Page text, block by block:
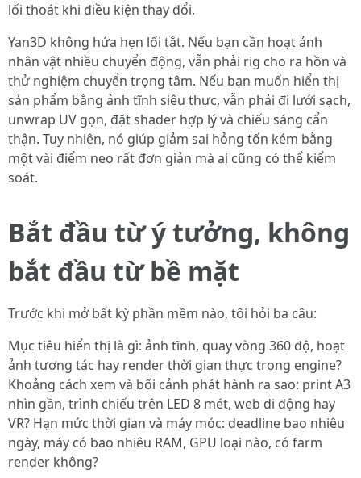
lối thoát khi điều kiện thay đổi.
Yan3D không hứa hẹn lối tắt. Nếu bạn cần hoạt ảnh
nhân vật nhiều chuyển động, vẫn phải rig cho ra hồn và
thử nghiệm chuyển trọng tâm. Nếu bạn muốn hiển thị
sản phẩm bằng ảnh tĩnh siêu thực, vẫn phải đi lưới sạch,
unwrap UV gọn, đặt shader hợp lý và chiếu sáng cẩn
thận. Tuy nhiên, nó giúp giảm sai hỏng tốn kém bằng
một vài điểm neo rất đơn giản mà ai cũng có thể kiểm
soát.
Bắt đầu từ ý tưởng, không
bắt đầu từ bề mặt
Trước khi mở bất kỳ phần mềm nào, tôi hỏi ba câu:
Mục tiêu hiển thị là gì: ảnh tĩnh, quay vòng 360 độ, hoạt
ảnh tương tác hay render thời gian thực trong engine?
Khoảng cách xem và bối cảnh phát hành ra sao: print A3
nhìn gần, trình chiếu trên LED 8 mét, web di động hay
VR? Hạn mức thời gian và máy móc: deadline bao nhiêu
ngày, máy có bao nhiêu RAM, GPU loại nào, có farm
render không?